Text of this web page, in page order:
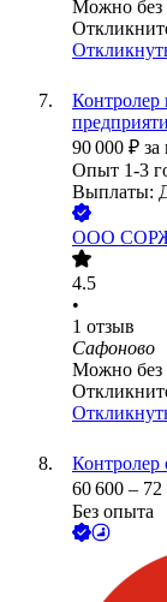
Можно без
Контролер
90 000 ₽ за
Опыт 1-3
Выплаты:
ООО
4.5
•
1 отзыв
Сафоново
Можно без
Контролер
60 600 – 72
Без опыта